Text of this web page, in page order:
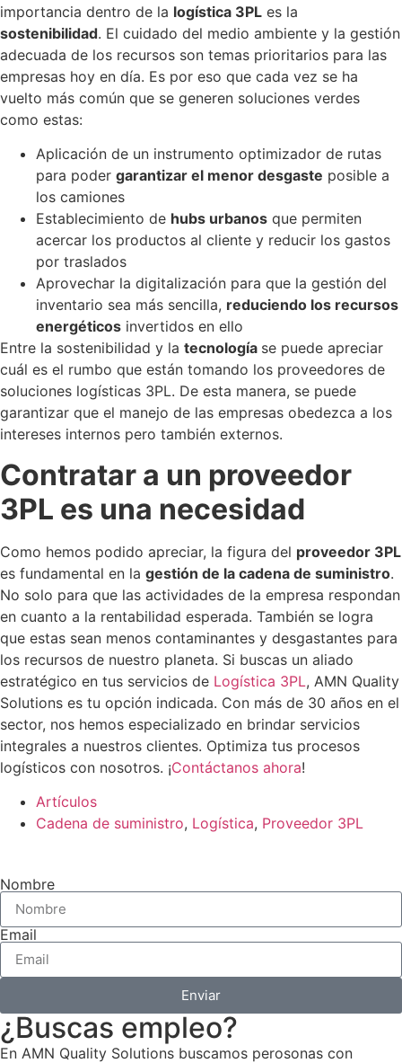
importancia dentro de la logística 3PL es la
sostenibilidad. El cuidado del medio ambiente y la gestión
adecuada de los recursos son temas prioritarios para las
empresas hoy en día. Es por eso que cada vez se ha
vuelto más común que se generen soluciones verdes
como estas:
Aplicación de un instrumento optimizador de rutas
para poder garantizar el menor desgaste posible a
los camiones
Establecimiento de hubs urbanos que permiten
acercar los productos al cliente y reducir los gastos
por traslados
Aprovechar la digitalización para que la gestión del
inventario sea más sencilla, reduciendo los recursos
energéticos invertidos en ello
Entre la sostenibilidad y la tecnología se puede apreciar
cuál es el rumbo que están tomando los proveedores de
soluciones logísticas 3PL. De esta manera, se puede
garantizar que el manejo de las empresas obedezca a los
intereses internos pero también externos.
Contratar a un proveedor
3PL es una necesidad
Como hemos podido apreciar, la figura del proveedor 3PL
es fundamental en la gestión de la cadena de suministro.
No solo para que las actividades de la empresa respondan
en cuanto a la rentabilidad esperada. También se logra
que estas sean menos contaminantes y desgastantes para
los recursos de nuestro planeta. Si buscas un aliado
estratégico en tus servicios de Logística 3PL, AMN Quality
Solutions es tu opción indicada. Con más de 30 años en el
sector, nos hemos especializado en brindar servicios
integrales a nuestros clientes. Optimiza tus procesos
logísticos con nosotros. ¡Contáctanos ahora!
Artículos
Cadena de suministro, Logística, Proveedor 3PL
Nombre
Email
Enviar
¿Buscas empleo?
En AMN Quality Solutions buscamos perosonas con